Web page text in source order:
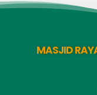
MASJID